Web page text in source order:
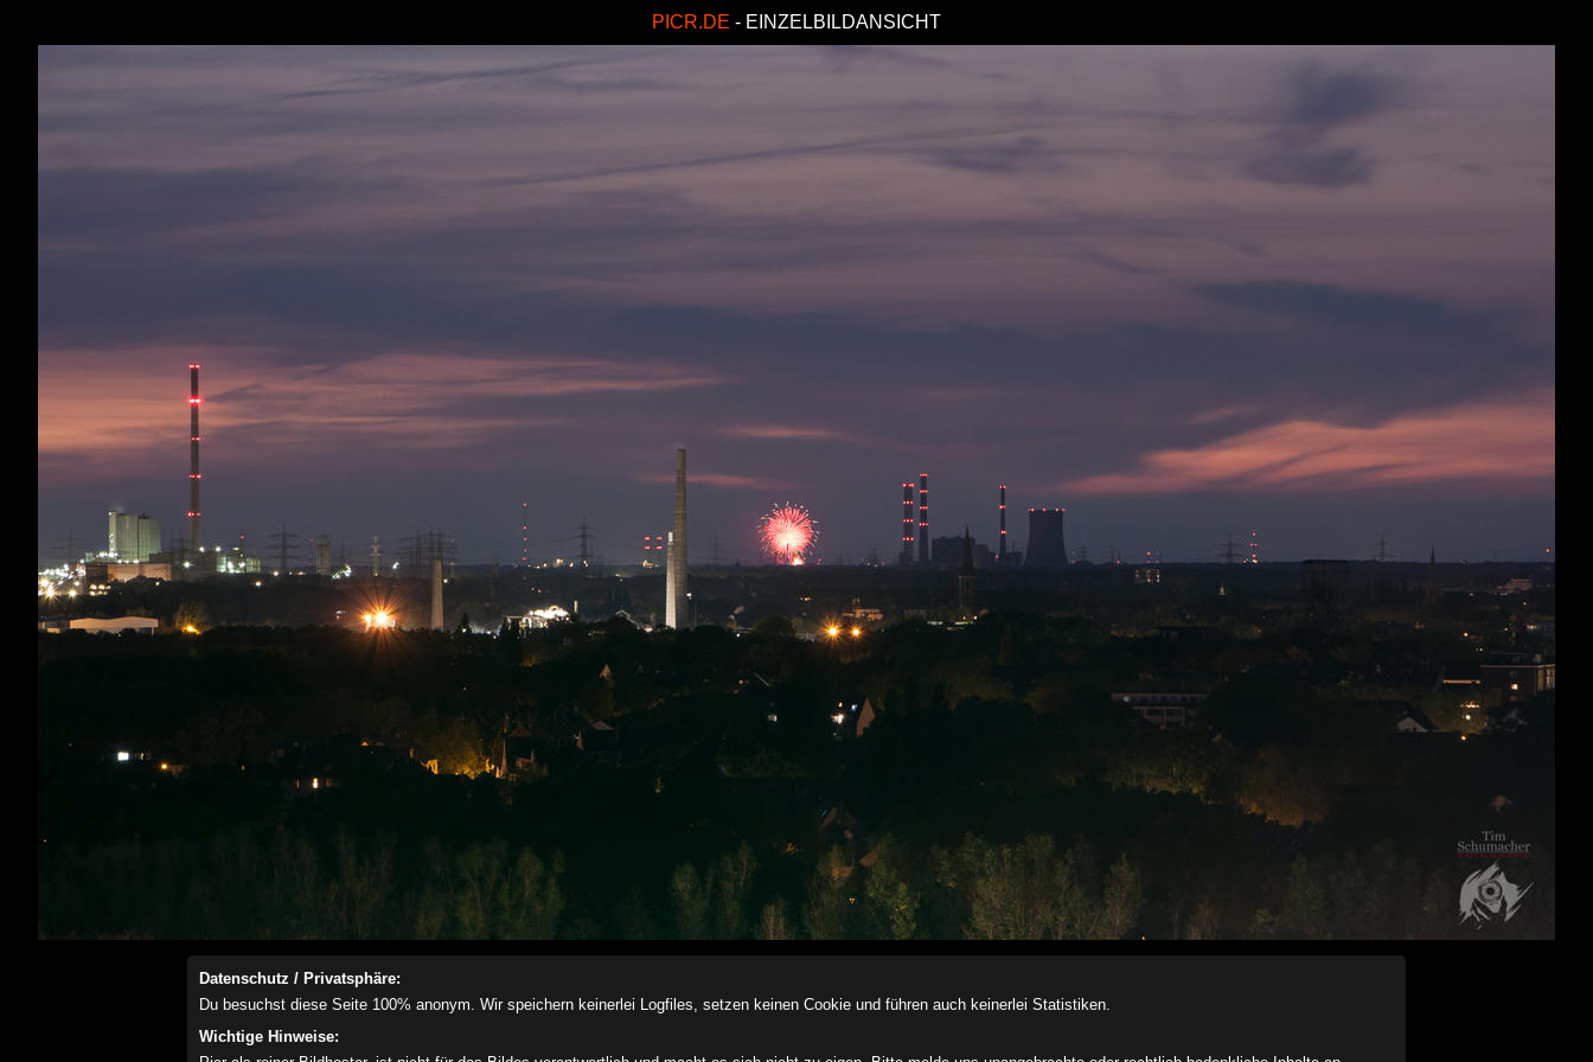
PICR.DE - EINZELBILDANSICHT
Datenschutz / Privatsphäre:
Du besuchst diese Seite 100% anonym. Wir speichern keinerlei Logfiles, setzen keinen Cookie und führen auch keinerlei Statistiken.
Wichtige Hinweise: